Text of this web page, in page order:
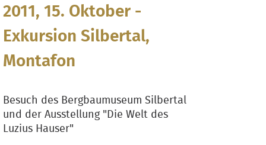
2011, 15. Oktober -
Exkursion Silbertal,
Montafon
Besuch des Bergbaumuseum Silbertal
und der Ausstellung "Die Welt des
Luzius Hauser"